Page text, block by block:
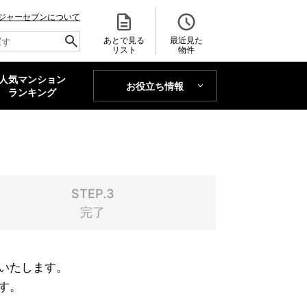
ャーセブンについて
あとで見る
リスト
最近見た
物件
気マンション
ランキング
お役立ち情報
MAJOR'S BLOG
STEP.3
完了
たします。
。